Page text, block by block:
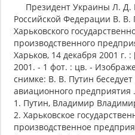
Президент Украины Л. Д.
Российской Федерации В.
Харьковского
производственного
Харьков, 14 декабря 2001 г.
2001. - 1 фот. : цв. -
снимке: В. В. Путин
авиационного предприятия .
1. Путин, Владимир
2. Харьковское
производственное